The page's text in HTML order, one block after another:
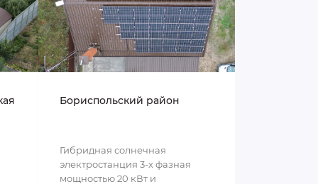
Бориспольский район
Гибридная солнечная
электростанция 3-х фазная
мощностью 20 кВт и